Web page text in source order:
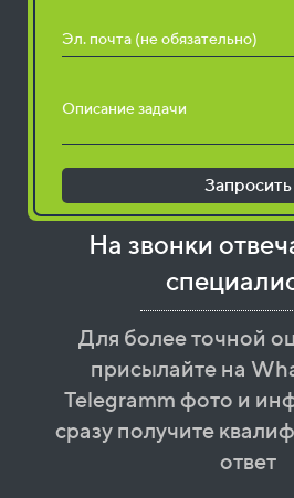
Эл. почта (не обязательно)
Описание задачи
Запросить
На звонки
Для более точной
присылайте на
Telegramm фото и
сразу получите
ответ